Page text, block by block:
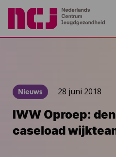
Nieuws 28 juni 2018
IWW Oproep:
caseload